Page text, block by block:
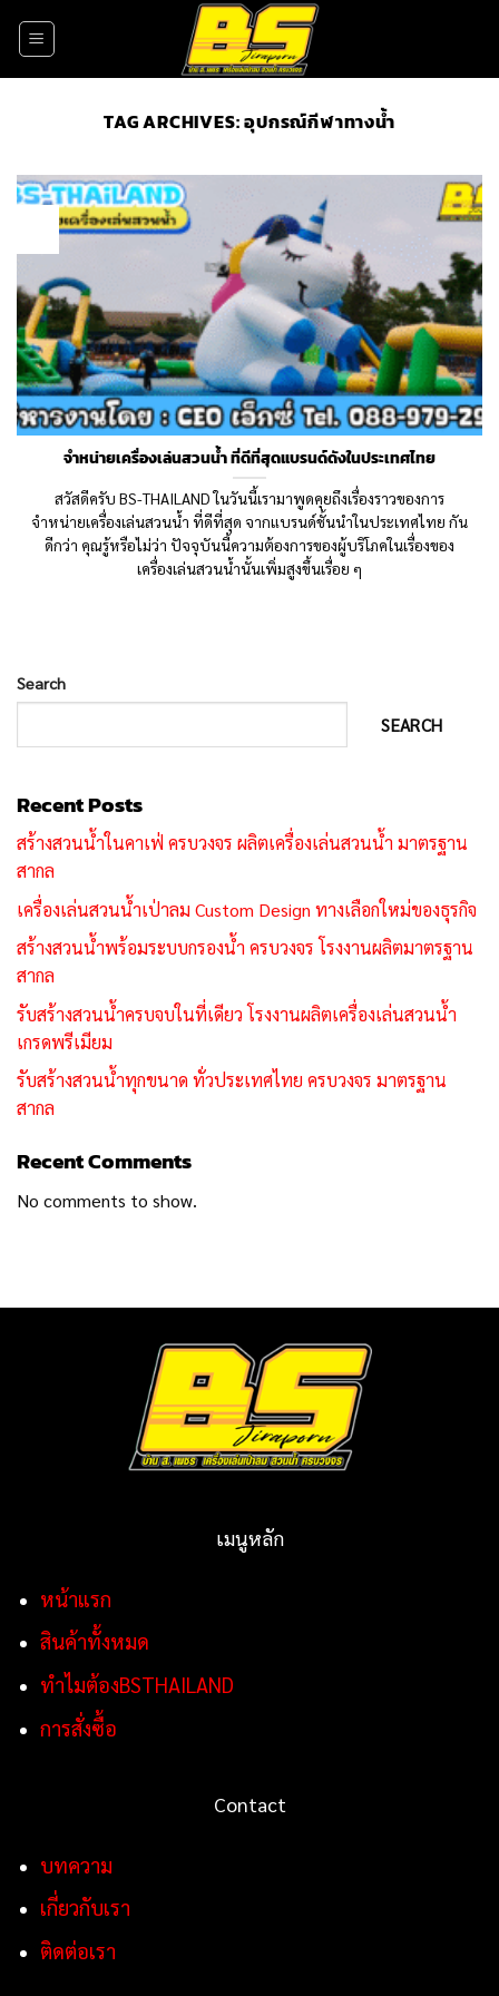
TAG ARCHIVES:อุปกรณ์กีฬาทางน้ำ
จำหน่ายเครื่องเล่นสวนน้ำ ที่ดีที่สุดแบรนด์ดังในประเทศไทย
สวัสดีครับ BS-THAILAND ในวันนี้เรามาพูดคุยถึงเรื่องราวของการ
จำหน่ายเครื่องเล่นสวนน้ำ ที่ดีที่สุด จากแบรนด์ชั้นนำในประเทศไทย กัน
ดีกว่า คุณรู้หรือไม่ว่า ปัจจุบันนี้ความต้องการของผู้บริโภคในเรื่องของ
เครื่องเล่นสวนน้ำนั้นเพิ่มสูงขึ้นเรื่อย ๆ
Search
SEARCH
Recent Posts
สร้างสวนน้ำในคาเฟ่ ครบวงจร ผลิตเครื่องเล่นสวนน้ำ มาตรฐาน
สากล
เครื่องเล่นสวนน้ำเป่าลม Custom Design ทางเลือกใหม่ของธุรกิจ
สร้างสวนน้ำพร้อมระบบกรองน้ำ ครบวงจร โรงงานผลิตมาตรฐาน
สากล
รับสร้างสวนน้ำครบจบในที่เดียว โรงงานผลิตเครื่องเล่นสวนน้ำ
เกรดพรีเมียม
รับสร้างสวนน้ำทุกขนาด ทั่วประเทศไทย ครบวงจร มาตรฐาน
สากล
Recent Comments
No comments to show.
เมนูหลัก
หน้าแรก
สินค้าทั้งหมด
ทำไมต้องBSTHAILAND
การสั่งซื้อ
Contact
บทความ
เกี่ยวกับเรา
ติดต่อเรา